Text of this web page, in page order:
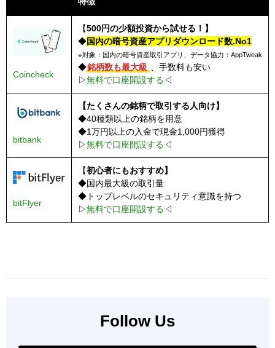
Coincheck
【500円の少額投資から試せる！】
◆国内の暗号資産アプリダウンロード数.No1
※対象：国内の暗号資産取引アプリ、データ協力：AppTweak
◆銘柄数も最大級 、手数料も安い
▷無料で口座開設する ◁
bitbank
【たくさんの銘柄で取引する人向け】
◆40種類以上の銘柄を用意
◆1万円以上の入金で現金1,000円獲得
▷無料で口座開設する ◁
bitFlyer
【初心者にもおすすめ】
◆国内最大級の取引量
◆トップレベルのセキュリティ意識を持つ
▷無料で口座開設する ◁
Follow Us